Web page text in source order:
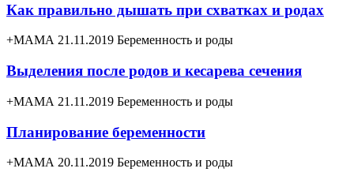
Как правильно дышать при схватках и родах
+МАМА 21.11.2019 Беременность и роды
Выделения после родов и кесарева сечения
+МАМА 21.11.2019 Беременность и роды
Планирование беременности
+МАМА 20.11.2019 Беременность и роды